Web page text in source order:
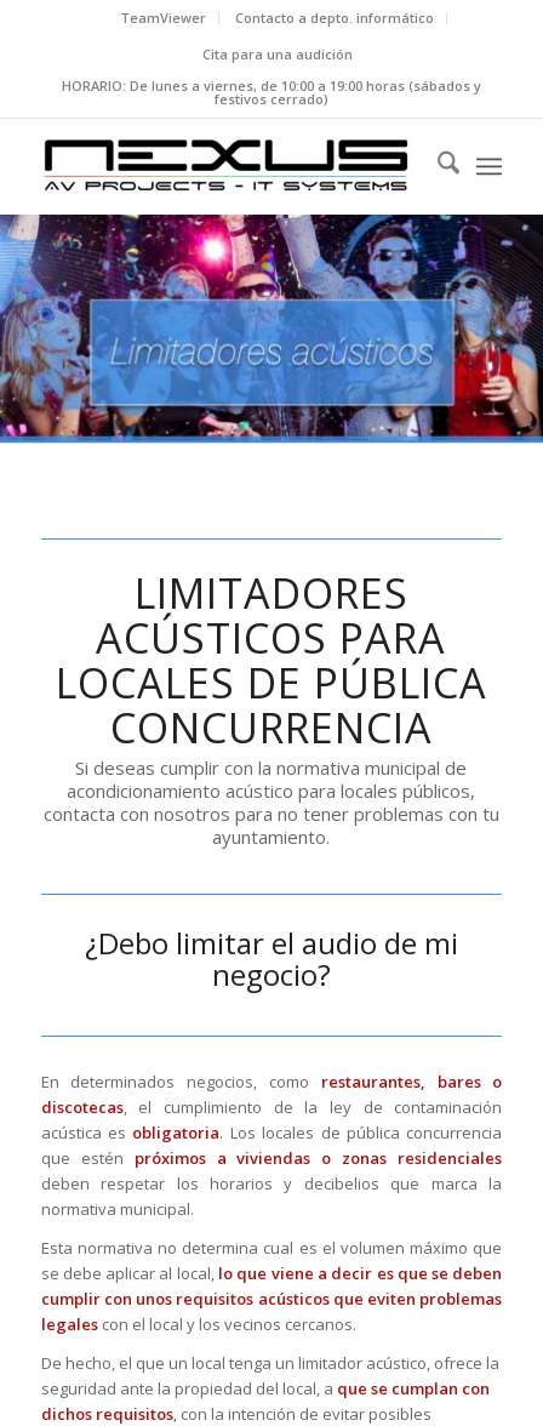
TeamViewer
Contacto a depto. informático
Cita para una audición
HORARIO: De lunes a viernes, de 10:00 a 19:00 horas (sábados y
festivos cerrado)
LIMITADORES
ACÚSTICOS PARA
LOCALES DE PÚBLICA
CONCURRENCIA
Si deseas cumplir con la normativa municipal de
acondicionamiento acústico para locales públicos,
contacta con nosotros para no tener problemas con tu
ayuntamiento.
¿Debo limitar el audio de mi
negocio?
En determinados negocios, como restaurantes, bares o
discotecas, el cumplimiento de la ley de contaminación
acústica es obligatoria. Los locales de pública concurrencia
que estén próximos a viviendas o zonas residenciales
deben respetar los horarios y decibelios que marca la
normativa municipal.
Esta normativa no determina cual es el volumen máximo que
se debe aplicar al local, lo que viene a decir es que se deben
cumplir con unos requisitos acústicos que eviten problemas
legalescon el local y los vecinos cercanos.
De hecho, el que un local tenga un limitador acústico, ofrece la
seguridad ante la propiedad del local, a que se cumplan con
dichos requisitos, con la intención de evitar posibles